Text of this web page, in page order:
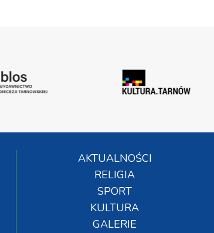
AKTUALNOŚCI
RELIGIA
SPORT
KULTURA
GALERIE